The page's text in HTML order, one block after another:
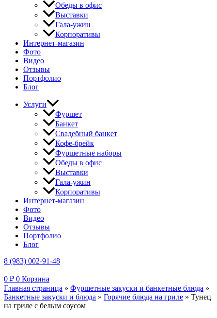
Обеды в офис
Выставки
Гала-ужин
Корпоративы
Интернет-магазин
Фото
Видео
Отзывы
Портфолио
Блог
Услуги
Фуршет
Банкет
Свадебный банкет
Кофе-брейк
Фуршетные наборы
Обеды в офис
Выставки
Гала-ужин
Корпоративы
Интернет-магазин
Фото
Видео
Отзывы
Портфолио
Блог
8 (983) 002-91-48
0 ₽ 0 Корзина
Главная страница » Фуршетные закуски и банкетные блюда »
Банкетные закуски и блюда » Горячие блюда на гриле » Тунец
на гриле с белым соусом